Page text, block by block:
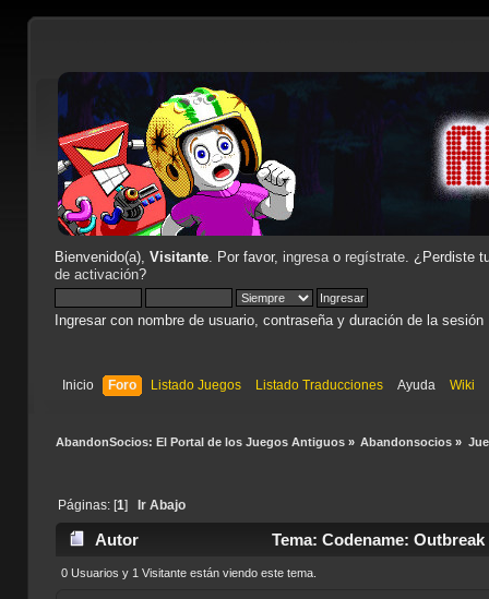
Bienvenido(a), Visitante. Por favor, ingresao regístrate. ¿Perdiste
de activación?
Ingresar con nombre de usuario, contraseña y duración de la sesión
Inicio Foro Listado Juegos Listado Traducciones Ayuda Wiki
AbandonSocios: El Portal de los Juegos Antiguos» Abandonsocios »
Páginas: [1] Ir Abajo
Autor Tema: Codename:
0 Usuarios y 1 Visitante están viendo este tema.